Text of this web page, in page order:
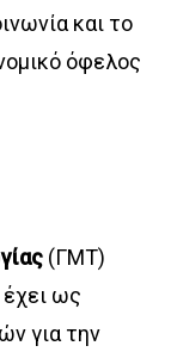
και το
όφελος
(ΓΜΤ)
ως
για την